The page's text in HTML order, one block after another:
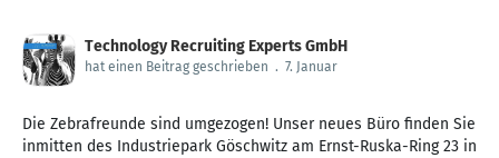
Technology Recruiting Experts GmbH
hat einen Beitrag geschrieben . 7. Januar
Die Zebrafreunde sind umgezogen! Unser neues Büro finden Sie
inmitten des Industriepark Göschwitz am Ernst-Ruska-Ring 23 in